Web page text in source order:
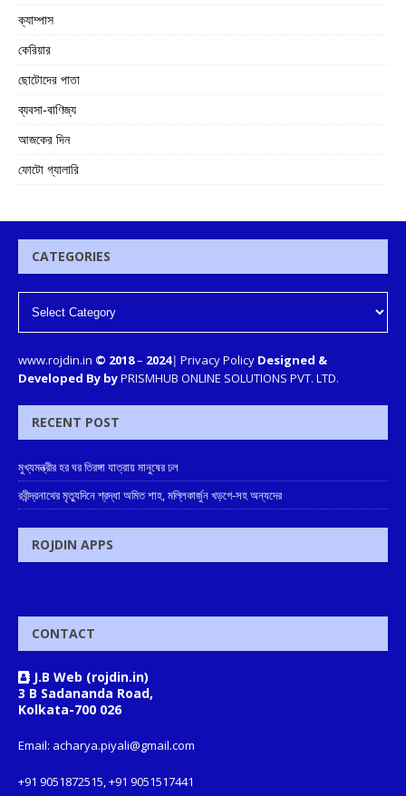
ক্যাম্পাস
কেরিয়ার
ছোটোদের পাতা
ব্যবসা-বাণিজ্য
আজকের দিন
ফোটো গ্যালারি
CATEGORIES
www.rojdin.in © 2018– 2024| Privacy Policy Designed &
Developed By byPRISMHUB ONLINE SOLUTIONS PVT. LTD.
RECENT POST
মুখ্যমন্ত্রীর হর ঘর তিরঙ্গা যাত্রায় মানুষের ঢল
রবীন্দ্রনাথের মৃত্যুদিনে শ্রদ্ধা অমিত শাহ, মল্লিকার্জুন খড়গে-সহ অন্যদের
ROJDIN APPS
CONTACT
J.B Web (rojdin.in)
3 B Sadananda Road,
Kolkata-700 026
Email: acharya.piyali@gmail.com
+91 9051872515, +91 9051517441